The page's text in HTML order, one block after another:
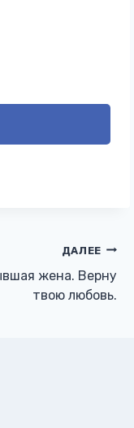
ДАЛЕЕ
жена. Верну
твою любовь.